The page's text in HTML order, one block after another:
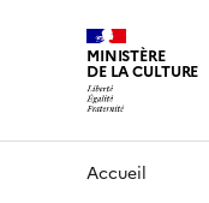
MINISTÈRE
DE LA CULTURE
Accueil